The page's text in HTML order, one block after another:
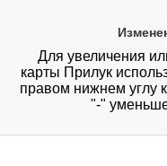
Для увеличения
карты Прилук
правом нижнем углу
"-"